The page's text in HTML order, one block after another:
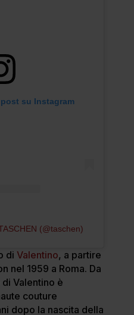
su Instagram
(@taschen)
di Valentino, a partire
nel 1959 a Roma. Da
Valentino è
couture
dopo la nascita della